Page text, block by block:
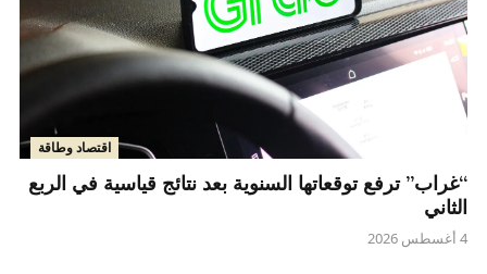
اقتصاد وطاقة
“غراب” ترفع توقعاتها السنوية بعد نتائج قياسية في الربع
الثاني
4 أغسطس 2026